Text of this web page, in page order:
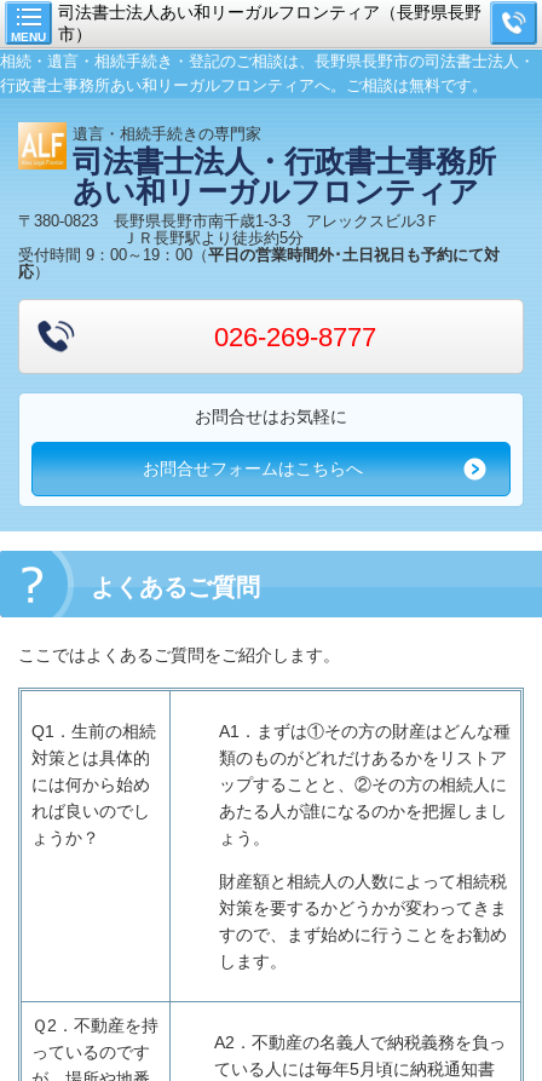
MENU
司法書士法人あい和リーガルフロンティア（長野県長野
市）
相続・遺言・相続手続き・登記のご相談は、長野県長野市の司法書士法人・
行政書士事務所あい和リーガルフロンティアへ。ご相談は無料です。
遺言・ 相続手続き の専門家
司法書士法人・行政書士事務所
あい和リーガルフロンティア
〒380-0823 長野県長野市南千歳1-3-3 アレックスビル3Ｆ
ＪＲ長野駅より徒歩約5分
受付時間 9：00～19：00（平日の営業時間外･土日祝日も予約にて対
応）
026-269-8777
お問合せはお気軽に
お問合せフォームはこちらへ
よくあるご質問
ここではよくあるご質問をご紹介します。
Q1 ．生前の相続
対策とは具体的
には何から始め
れば良いのでし
ょうか？
A1 ．まずは①その方の財産はどんな種
類のものがどれだけあるかをリストア
ップすることと、②その方の相続人に
あたる人が誰になるのかを把握しまし
ょう。
財産額と相続人の人数によって相続税
対策を要するかどうかが変わってきま
すので、まず始めに行うことをお勧め
します。
Ｑ2． 不動産を持
っているのです
A2 ．不動産の名義人で納税義務を負っ
ている人には毎年5月頃に納税通知書